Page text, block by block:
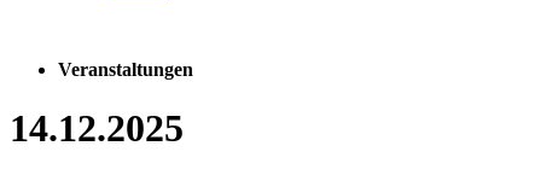
Veranstaltungen
14.12.2025